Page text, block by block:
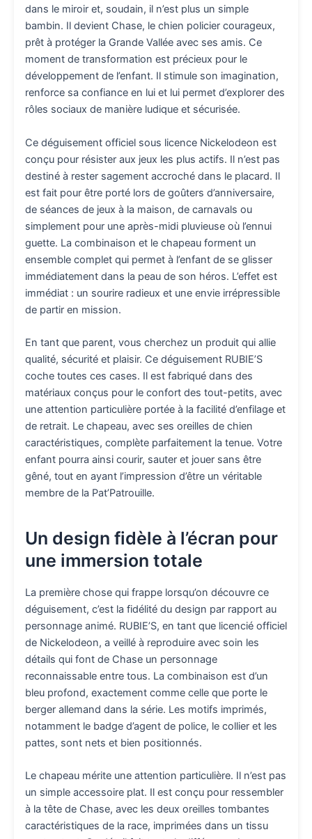
dans le miroir et, soudain, il n’est plus un simple
bambin. Il devient Chase, le chien policier courageux,
prêt à protéger la Grande Vallée avec ses amis. Ce
moment de transformation est précieux pour le
développement de l’enfant. Il stimule son imagination,
renforce sa confiance en lui et lui permet d’explorer des
rôles sociaux de manière ludique et sécurisée.
Ce déguisement officiel sous licence Nickelodeon est
conçu pour résister aux jeux les plus actifs. Il n’est pas
destiné à rester sagement accroché dans le placard. Il
est fait pour être porté lors de goûters d’anniversaire,
de séances de jeux à la maison, de carnavals ou
simplement pour une après-midi pluvieuse où l’ennui
guette. La combinaison et le chapeau forment un
ensemble complet qui permet à l’enfant de se glisser
immédiatement dans la peau de son héros. L’effet est
immédiat : un sourire radieux et une envie irrépressible
de partir en mission.
En tant que parent, vous cherchez un produit qui allie
qualité, sécurité et plaisir. Ce déguisement RUBIE’S
coche toutes ces cases. Il est fabriqué dans des
matériaux conçus pour le confort des tout-petits, avec
une attention particulière portée à la facilité d’enfilage et
de retrait. Le chapeau, avec ses oreilles de chien
caractéristiques, complète parfaitement la tenue. Votre
enfant pourra ainsi courir, sauter et jouer sans être
gêné, tout en ayant l’impression d’être un véritable
membre de la Pat’Patrouille.
Un design fidèle à l’écran pour
une immersion totale
La première chose qui frappe lorsqu’on découvre ce
déguisement, c’est la fidélité du design par rapport au
personnage animé. RUBIE’S, en tant que licencié officiel
de Nickelodeon, a veillé à reproduire avec soin les
détails qui font de Chase un personnage
reconnaissable entre tous. La combinaison est d’un
bleu profond, exactement comme celle que porte le
berger allemand dans la série. Les motifs imprimés,
notamment le badge d’agent de police, le collier et les
pattes, sont nets et bien positionnés.
Le chapeau mérite une attention particulière. Il n’est pas
un simple accessoire plat. Il est conçu pour ressembler
à la tête de Chase, avec les deux oreilles tombantes
caractéristiques de la race, imprimées dans un tissu